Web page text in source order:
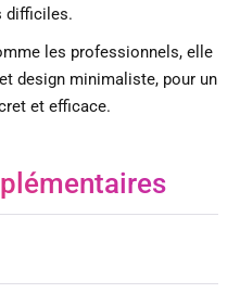
difficiles.
les professionnels, elle
et design minimaliste, pour un
et efficace.